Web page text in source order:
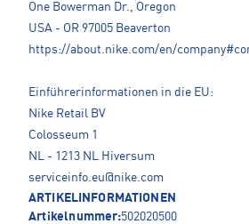
One Bowerman Dr., Oregon
USA - OR 97005 Beaverton
https://about.nike.com/en/
Einführerinformationen in die EU:
Nike Retail BV
Colosseum 1
NL - 1213 NL Hiversum
serviceinfo.eu@nike.com
ARTIKELINFORMATIONEN
Artikelnummer:502020500